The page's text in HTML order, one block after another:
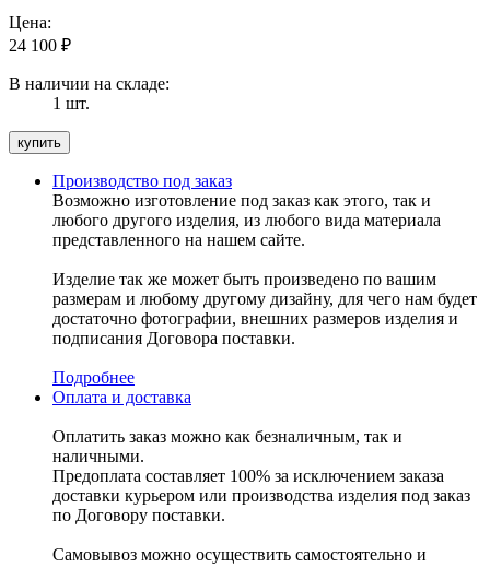
Цена:
24 100 ₽
В наличии на складе:
1 шт.
Производство под заказ
Возможно изготовление под заказ как этого, так и
любого другого изделия, из любого вида материала
представленного на нашем сайте.
Изделие так же может быть произведено по вашим
размерам и любому другому дизайну, для чего нам будет
достаточно фотографии, внешних размеров изделия и
подписания Договора поставки.
Подробнее
Оплата и доставка
Оплатить заказ можно как безналичным, так и
наличными.
Предоплата составляет 100% за исключением заказа
доставки курьером или производства изделия под заказ
по Договору поставки.
Самовывоз можно осуществить самостоятельно и